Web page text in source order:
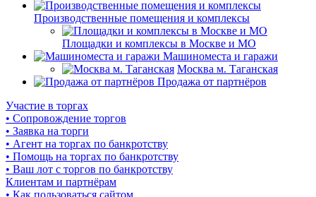
Производственные помещения и комплексы
Площадки и комплексы в Москве и МО
Машиноместа и гаражи
Москва м. Таганская
Продажа от партнёров
Участие в торгах
• Сопровождение торгов
• Заявка на торги
• Агент на торгах по банкротству
• Помощь на торгах по банкротству
• Ваш лот с торгов по банкротству
Клиентам и партнёрам